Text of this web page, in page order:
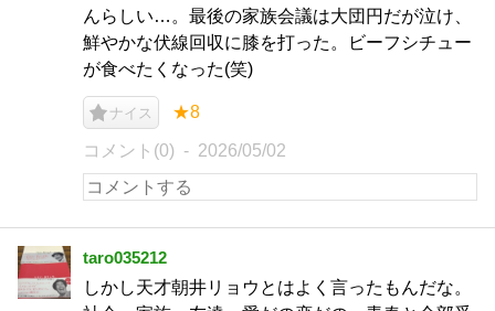
んらしい…。最後の家族会議は大団円だが泣け、
鮮やかな伏線回収に膝を打った。ビーフシチュー
が食べたくなった(笑)
ナイス ★8
コメント(0) 2026/05/02
taro035212
しかし天才朝井リョウとはよく言ったもんだな。